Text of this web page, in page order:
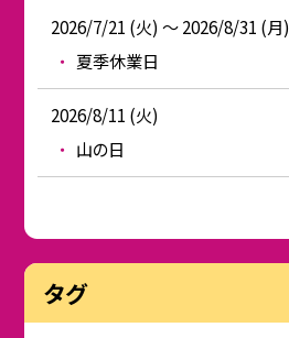
2026/7/21 (火) ～ 2026/8/31 (月)
夏季休業日
2026/8/11 (火)
山の日
タグ